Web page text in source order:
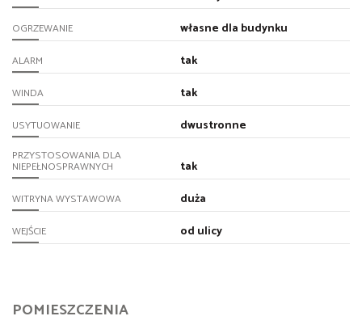
OGRZEWANIE własne dla budynku
ALARM tak
WINDA tak
USYTUOWANIE dwustronne
PRZYSTOSOWANIA DLA
NIEPEŁNOSPRAWNYCH tak
WITRYNA WYSTAWOWA duża
WEJŚCIE od ulicy
POMIESZCZENIA